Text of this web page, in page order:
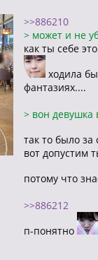
>>886210
> может и не
как ты себе
ходила
фантазиях....
> вон девушка
так то было за
вот допустим
потому что
>>886212
п-понятно